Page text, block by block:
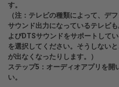
す。
（注：テレビの種類によって、デ
サウンド出力になっているテレビ
よびDTSサウンドをサポートして
を選択してください。そうしない
が出なくなったりします。）
ステップ5：オーディオアプリを開
い。